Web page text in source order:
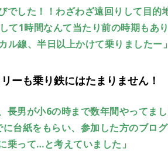
でした！！わざわざ遠回りして目的
て1時間なんて当たり前の時期もあ
線、半日以上かけて乗りましたー」
ーも乗り鉄にはたまりません！
長男が小6の時まで数年間やってま
台紙をもらい、参加した方のブロ
乗って…と考えていました」